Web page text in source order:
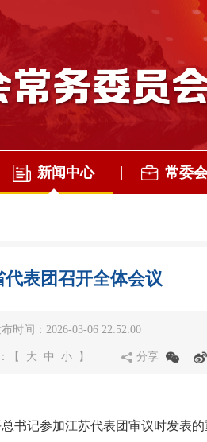
新闻中心 常委
代表团召开全体会议
时间：2026-03-06 22:52:00
【 大 中 小】 分享
记参加江苏代表团审议时发表